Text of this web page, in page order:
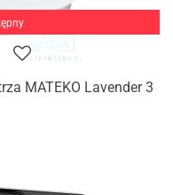
MATEKO Lavender 3